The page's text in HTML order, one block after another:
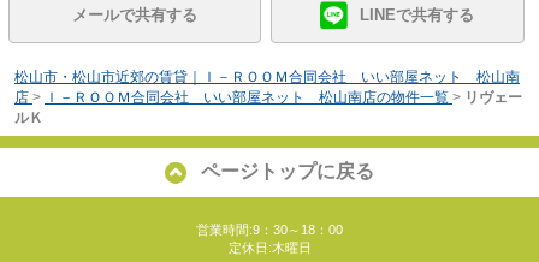
メールで共有する LINEで共有する
松山市・松山市近郊の賃貸｜Ｉ－ＲＯＯＭ合同会社 いい部屋ネット 松山南
店 > Ｉ－ＲＯＯＭ合同会社 いい部屋ネット 松山南店の物件一覧 > リヴェー
ルＫ
ページトップに戻る
営業時間:9：30～18：00
定休日:木曜日